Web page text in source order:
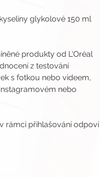
glykolové 150 ml
produkty od L'Oréal
z testování
s fotkou nebo videem,
nebo
rámci přihlašování odpoví